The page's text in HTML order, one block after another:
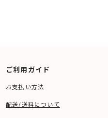
ご利用ガイド
お支払い方法
配送/送料について